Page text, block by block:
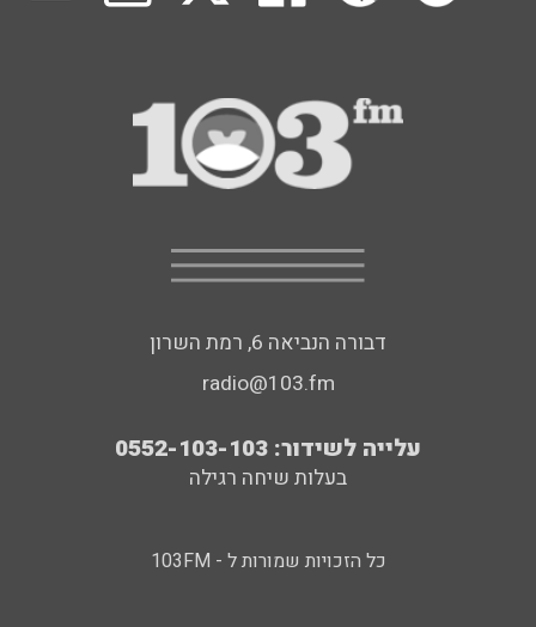
דבורה הנביאה 6, רמת השרון
radio@103.fm
עלייה לשידור: 0552-103-103
בעלות שיחה רגילה
כל הזכויות שמורות ל - 103FM